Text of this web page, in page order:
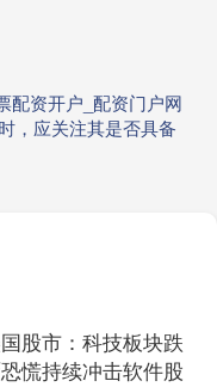
配资开户_配资门户网
，应关注其是否具备
股市：科技板块跌
慌持续冲击软件股